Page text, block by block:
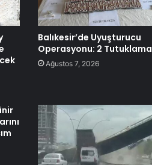
Balıkesir’de Uyuşturucu
Operasyonu: 2 Tutuklama
Ağustos 7, 2026